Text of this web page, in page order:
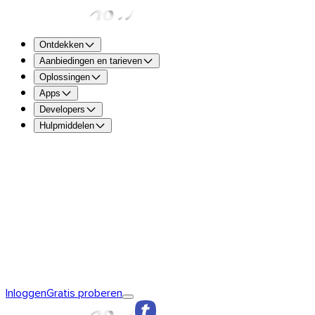
Ontdekken
Aanbiedingen en tarieven
Oplossingen
Apps
Developers
Hulpmiddelen
InloggenGratis proberen